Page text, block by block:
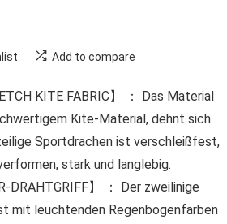
Add to compare
KITE FABRIC】 ： Das Material
Kite-Material, dehnt sich
Sportdrachen ist verschleißfest,
stark und langlebig.
DRAHTGRIFF】 ： Der zweilinige
mit leuchtenden Regenbogenfarben